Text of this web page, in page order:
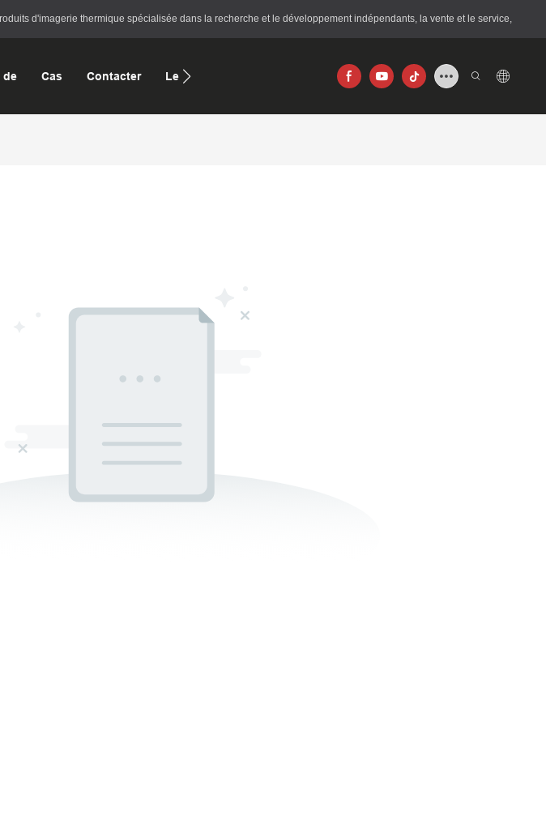
d'imagerie thermique spécialisée dans la recherche et le développement indépendants, la vente et le service,
de Cas Contacter Le journal 640×512